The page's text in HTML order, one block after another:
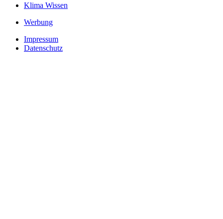
Klima Wissen
Werbung
Impressum
Datenschutz